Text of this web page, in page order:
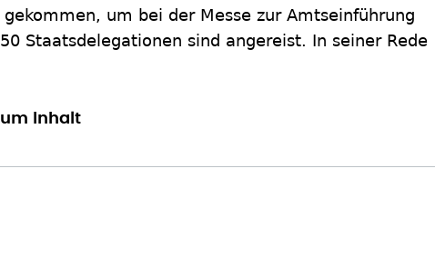
um bei der Messe zur Amtseinführung
Staatsdelegationen sind angereist. In seiner Rede
Inhalt